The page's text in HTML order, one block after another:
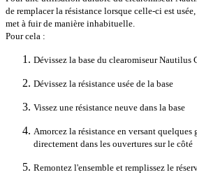
de remplacer la résistance lorsque celle-ci est
met à fuir de manière inhabituelle.
Pour cela :
Dévissez la base du clearomiseur Nautilus
Dévissez la résistance usée de la base
Vissez une résistance neuve dans la base
Amorcez la résistance en versant
directement dans les ouvertures sur le côté
Remontez l'ensemble et remplissez le